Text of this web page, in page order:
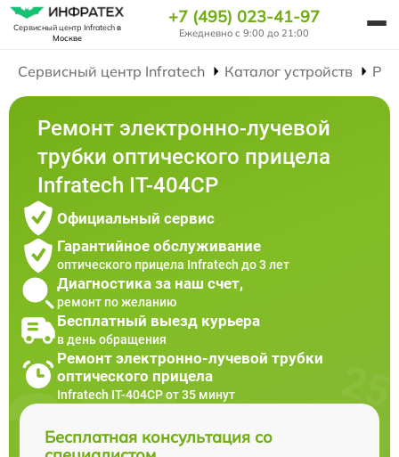
Сервисный центр Infratechв
Москве
+7 (495) 023-41-97
Ежедневно с 9:00 до 21:00
Сервисный центр Infratech Каталог устройств
Ремонт электронно-лучевой
трубки оптического прицела
Infratech IT-404CP
Официальный сервис
Гарантийное обслуживание
оптического прицела Infratech до 3 лет
Диагностика за наш счет,
ремонт по желанию
Бесплатный выезд курьера
в день обращения
Ремонт электронно-лучевой трубки
оптического прицела
Infratech IT-404CP от 35 минут
Бесплатная консультация со